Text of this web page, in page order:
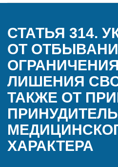
СТАТЬЯ 314.
ОТ
ЛИШЕНИЯ
ТАКЖЕ ОТ
ХАРАКТЕРА